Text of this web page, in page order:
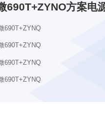
690T+ZYNO方案电
690T+ZYNQ
690T+ZYNQ
690T+ZYNQ
690T+ZYNQ